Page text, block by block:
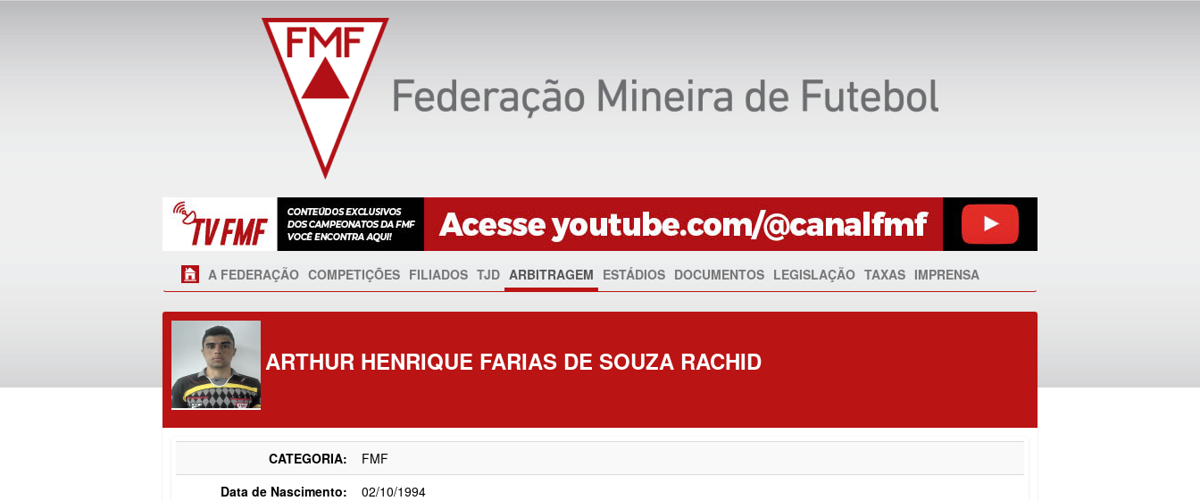
A FEDERAÇÃO COMPETIÇÕES FILIADOS TJD ARBITRAGEM ESTÁDIOS DOCUMENTOS LEGISLAÇÃO TAXAS IMPRENSA
ARTHUR HENRIQUE FARIAS DE SOUZA RACHID
CATEGORIA:
FMF
Data de Nascimento:
02/10/1994